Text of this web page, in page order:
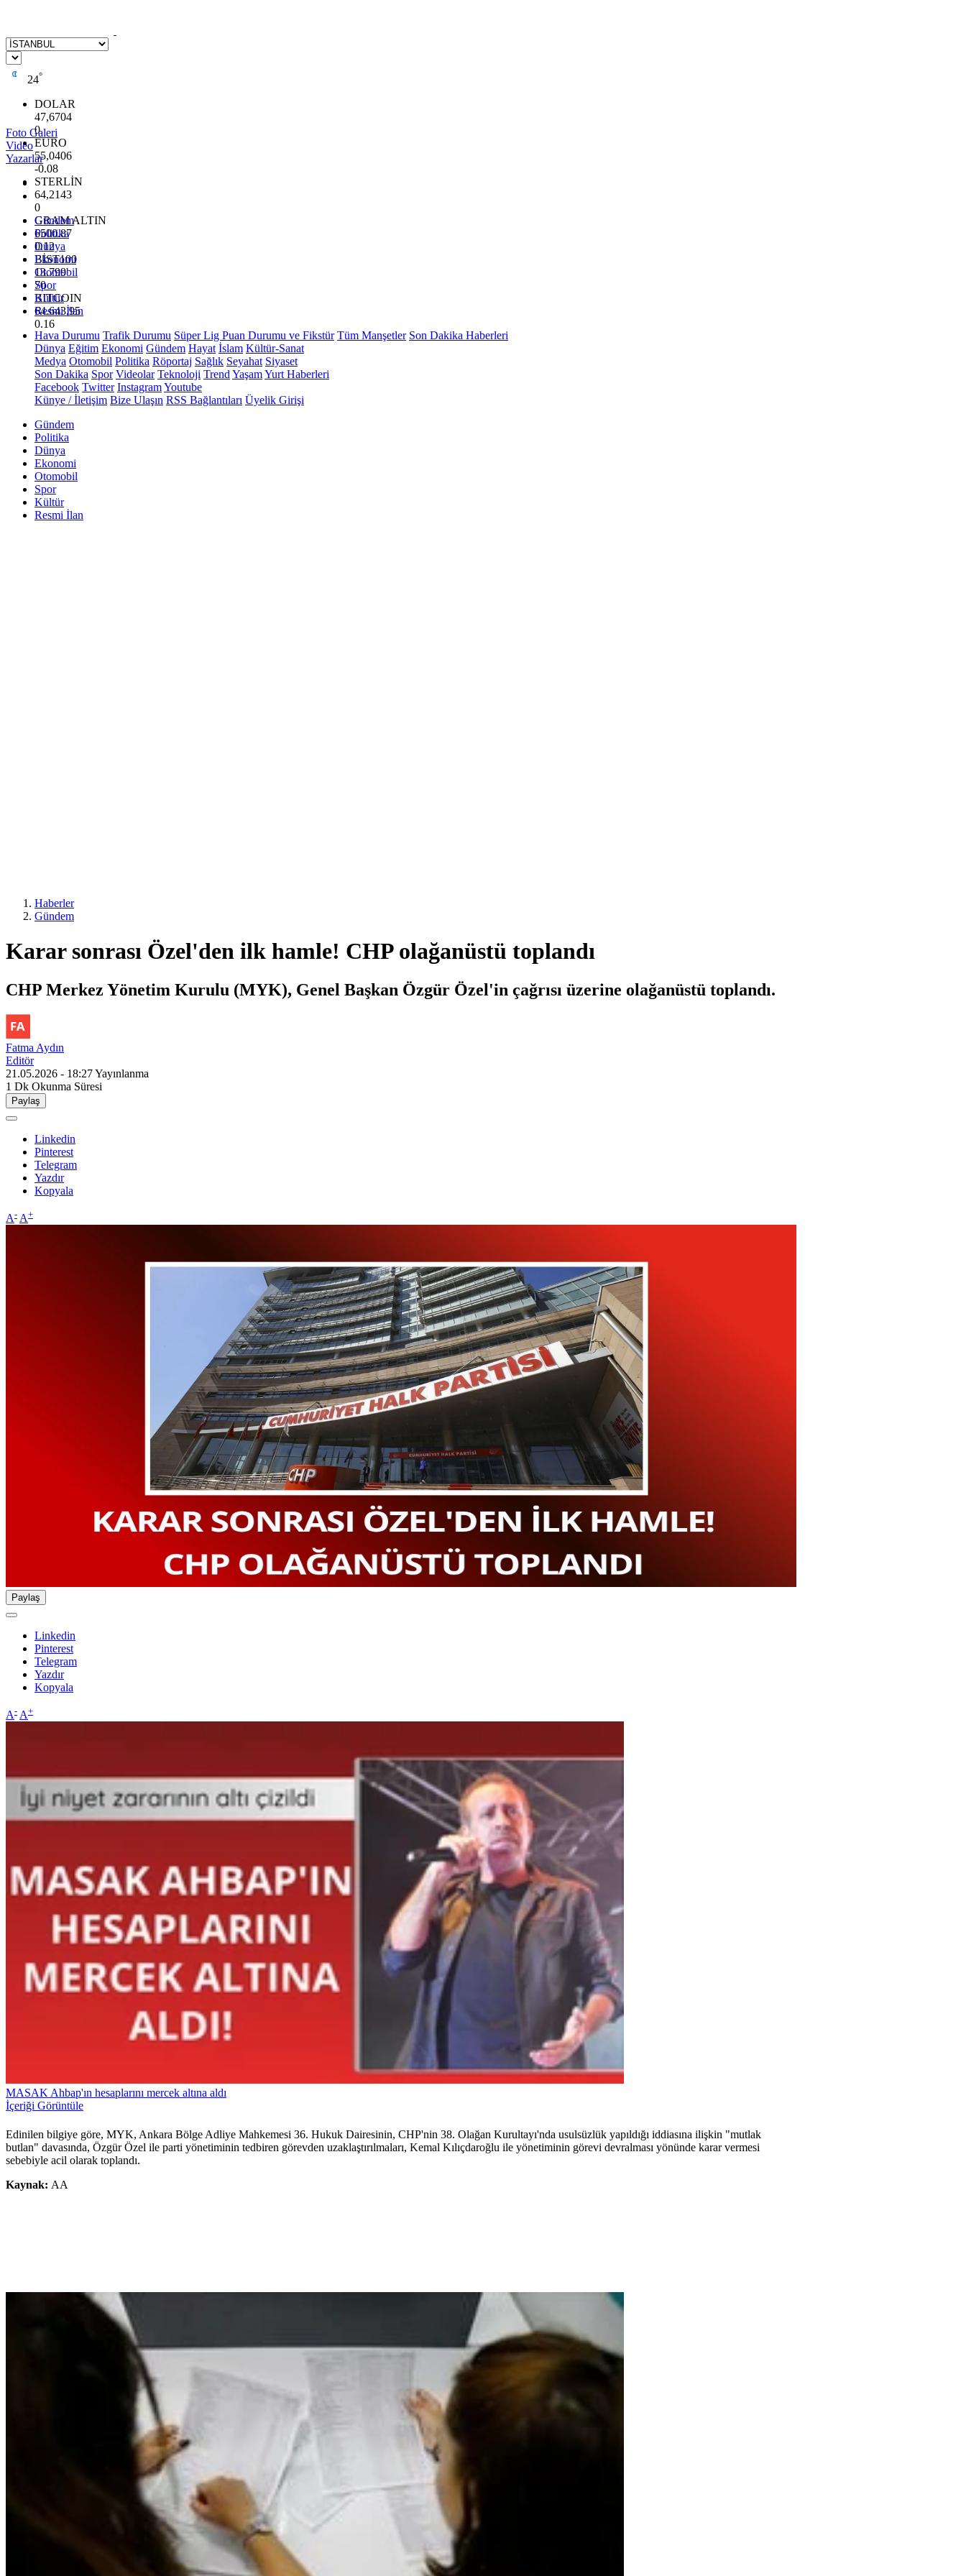
24°
DOLAR
47,6704
0
EURO
55,0406
-0.08
STERLİN
64,2143
0
GRAM ALTIN
6500.87
0.12
BİST100
13.799
70
BITCOIN
64.643,95
0.16
Foto Galeri
Video
Yazarlar
Gündem
Politika
Dünya
Ekonomi
Otomobil
Spor
Kültür
Resmi İlan
Hava Durumu Trafik Durumu Süper Lig Puan Durumu ve Fikstür Tüm Manşetler Son Dakika Haberleri
Dünya Eğitim Ekonomi Gündem Hayat İslam Kültür-Sanat
Medya Otomobil Politika Röportaj Sağlık Seyahat Siyaset
Son Dakika Spor Videolar Teknoloji Trend YaşamYurt Haberleri
Facebook Twitter InstagramYoutube
Künye / İletişim Bize Ulaşın RSS Bağlantıları Üyelik Girişi
Gündem
Politika
Dünya
Ekonomi
Otomobil
Spor
Kültür
Resmi İlan
Haberler
Gündem
Karar sonrası Özel'den ilk hamle! CHP olağanüstü toplandı
CHP Merkez Yönetim Kurulu (MYK), Genel Başkan Özgür Özel'in çağrısı üzerine olağanüstü toplandı.
Fatma Aydın
Editör
21.05.2026 - 18:27Yayınlanma
1 Dk Okunma Süresi
Paylaş
Linkedin
Pinterest
Telegram
Yazdır
Kopyala
A- A+
Paylaş
Linkedin
Pinterest
Telegram
Yazdır
Kopyala
A- A+
MASAK Ahbap'ın hesaplarını mercek altına aldı
İçeriği Görüntüle
Edinilen bilgiye göre, MYK, Ankara Bölge Adliye Mahkemesi 36. Hukuk Dairesinin, CHP'nin 38. Olağan Kurultayı'nda usulsüzlük yapıldığı iddiasına ilişkin "mutlak
butlan" davasında, Özgür Özel ile parti yönetiminin tedbiren görevden uzaklaştırılmaları, Kemal Kılıçdaroğlu ile yönetiminin görevi devralması yönünde karar vermesi
sebebiyle acil olarak toplandı.
Kaynak: AA